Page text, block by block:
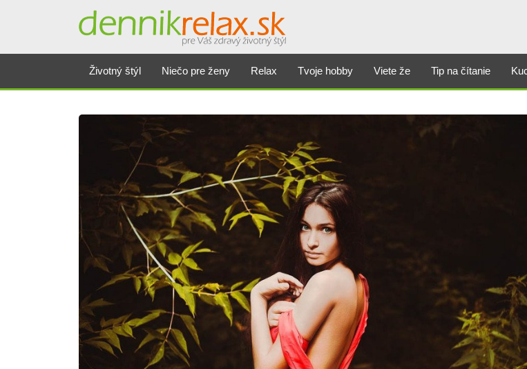
Životný štýl Niečo pre ženy Relax Tvoje hobby Viete že Tip na čítanie